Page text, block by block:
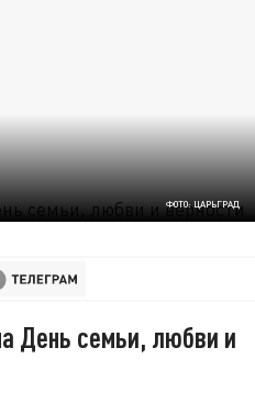
ФОТО: ЦАРЬГРАД
День семьи, любви и